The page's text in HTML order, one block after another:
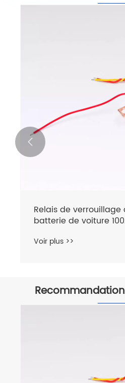
Relais de
batterie de voiture
Voir plus >>
